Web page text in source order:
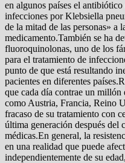
en algunos países el
infecciones por Klebsiella
de la mitad de las personas» a
medicamento.También se ha
fluoroquinolonas, uno de los
para el tratamiento de
punto de que está resultando
pacientes en diferentes
que cada día contrae un millón
como Austria, Francia, Reino
fracaso de su tratamiento con
última generación después del
médicas.En general, la
en una realidad que puede
independientemente de su